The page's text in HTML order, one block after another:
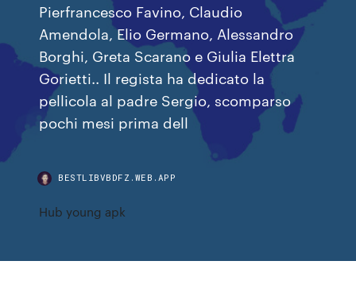
Pierfrancesco Favino, Claudio
Amendola, Elio Germano, Alessandro
Borghi, Greta Scarano e Giulia Elettra
Gorietti.. Il regista ha dedicato la
pellicola al padre Sergio, scomparso
pochi mesi prima dell
BESTLIBVBDFZ.WEB.APP
Hub young apk